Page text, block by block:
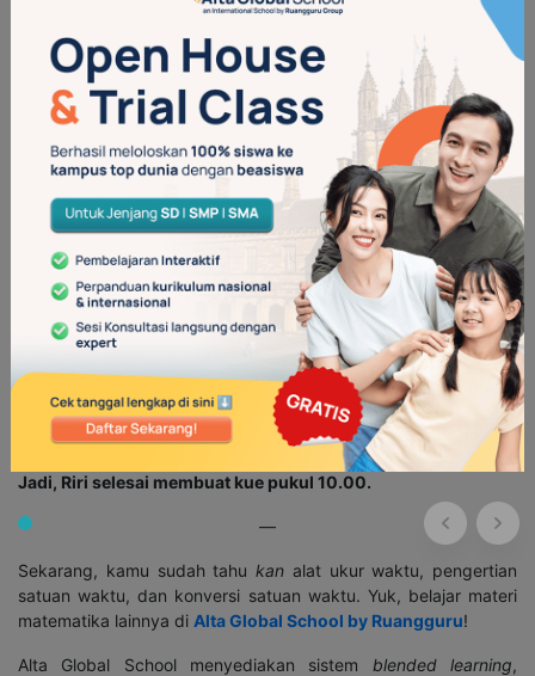
Jadi, Budi belajar matematika selama 120 menit.
4. Contoh Soal Cerita
Waktu yang dibutuhkan untuk membuat kue adalah 180 menit.
Riri membuat kue dari pukul 07.00. Pukul berapa Riri selesai
membuat kue?
Pembahasan:
Karena 1 jam = 60 menit, diperoleh
180 menit = (180 ÷ 60) jam = 3 jam
Waktu selesai = Waktu mulai + Lama kegiatan = 07.00 + 3 jam
= 10.00
Jadi, Riri selesai membuat kue pukul 10.00.
—
Sekarang, kamu sudah tahu kan alat ukur waktu, pengertian
satuan waktu, dan konversi satuan waktu. Yuk, belajar materi
matematika lainnya di Alta Global School by Ruangguru!
Alta Global School menyediakan sistem blended learning,